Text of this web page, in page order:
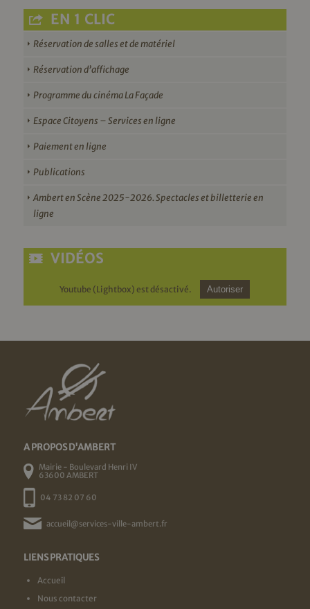
EN 1 CLIC
Réservation de salles et de matériel
Réservation d’affichage
Programme du cinéma La Façade
Espace Citoyens – Services en ligne
Paiement en ligne
Publications
Ambert en Scène 2025-2026. Spectacles et billetterie en
ligne
VIDÉOS
Youtube (Lightbox) est désactivé. Autoriser
A PROPOS D'AMBERT
Mairie - Boulevard Henri IV
63600 AMBERT
04 73 82 07 60
accueil@services-ville-ambert.fr
LIENS PRATIQUES
Accueil
Nous contacter